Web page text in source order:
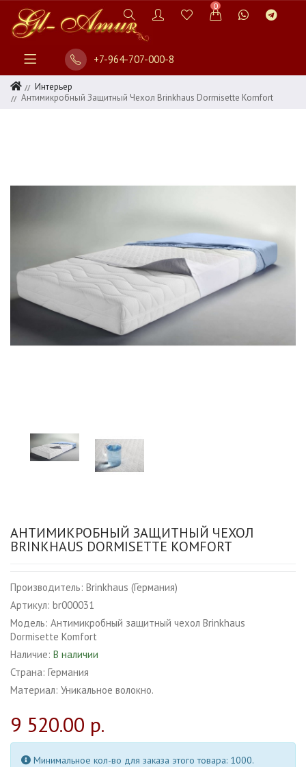
0
+7-964-707-000-8
Интерьер
Антимикробный Защитный Чехол Brinkhaus Dormisette Komfort
АНТИМИКРОБНЫЙ ЗАЩИТНЫЙ ЧЕХОЛ
BRINKHAUS DORMISETTE KOMFORT
Производитель: Brinkhaus (Германия)
Артикул: br000031
Модель: Антимикробный защитный чехол Brinkhaus
Dormisette Komfort
Наличие: В наличии
Страна: Германия
Материал: Уникальное волокно.
9 520.00 р.
Минимальное кол-во для заказа этого товара: 1000.